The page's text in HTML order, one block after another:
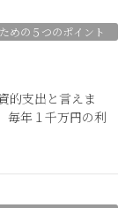
めの５つのポイント
的支出と言えま
毎年１千万円の利